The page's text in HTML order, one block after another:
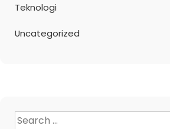
Teknologi
Uncategorized